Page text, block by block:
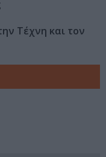
Τέχνη και τον